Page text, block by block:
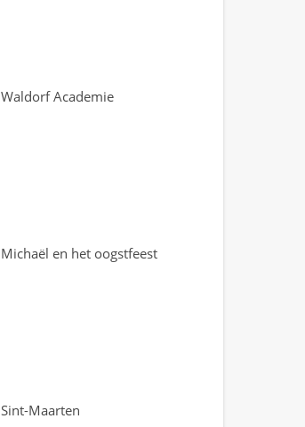
Waldorf Academie
Michaël en het oogstfeest
Sint-Maarten